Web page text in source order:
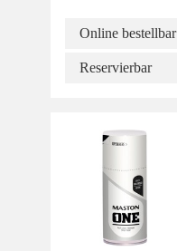
Online bestellbar
Reservierbar